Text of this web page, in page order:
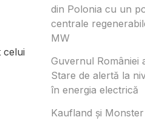
celui
din Polonia cu un
centrale
MW
Guvernul României
Stare de alertă la
în energia electrică
Kaufland și